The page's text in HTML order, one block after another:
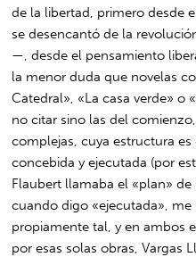
de la libertad, primero desde
se desencantó de la
—, desde el pensamiento
la menor duda que novelas
Catedral», «La casa verde» o
no citar sino las del
complejas, cuya estructura
concebida y ejecutada (por
Flaubert llamaba el «plan»
cuando digo «ejecutada»,
propiamente tal, y en ambos
por esas solas obras, Vargas